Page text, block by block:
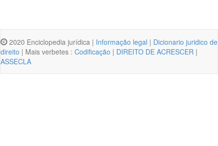
2020 Enciclopedia jurídica | Informação legal | Dicionario juridico de
direito | Mais verbetes : Codificação | DIREITO DE ACRESCER |
ASSECLA